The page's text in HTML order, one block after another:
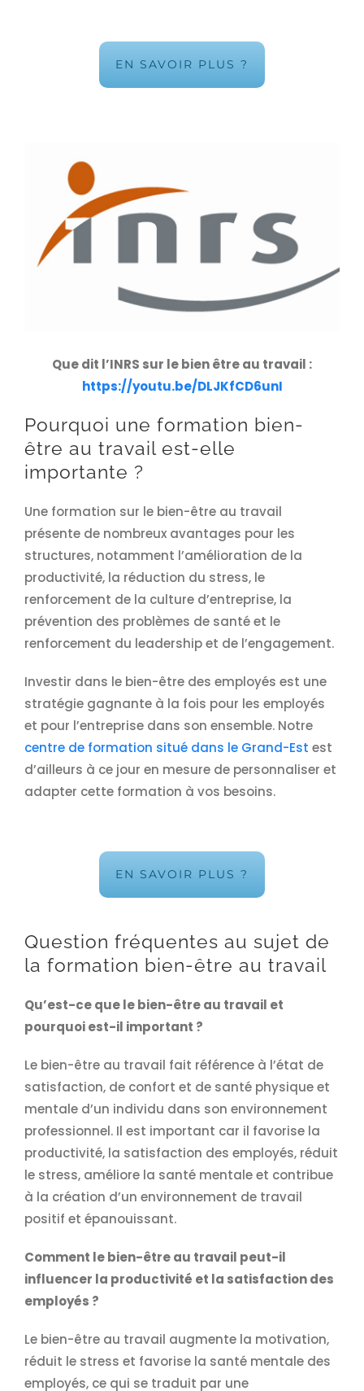
EN SAVOIR PLUS ?
Que dit l’INRS sur le bien être au travail :
https://youtu.be/DLJKfCD6unI
Pourquoi une formation bien-
être au travail est-elle
importante ?
Une formation sur le bien-être au travail
présente de nombreux avantages pour les
structures, notamment l’amélioration de la
productivité, la réduction du stress, le
renforcement de la culture d’entreprise, la
prévention des problèmes de santé et le
renforcement du leadership et de l’engagement.
Investir dans le bien-être des employés est une
stratégie gagnante à la fois pour les employés
et pour l’entreprise dans son ensemble. Notre
centre de formation situé dans le Grand-Est est
d’ailleurs à ce jour en mesure de personnaliser et
adapter cette formation à vos besoins.
EN SAVOIR PLUS ?
Question fréquentes au sujet de
la formation bien-être au travail
Qu’est-ce que le bien-être au travail et
pourquoi est-il important ?
Le bien-être au travail fait référence à l’état de
satisfaction, de confort et de santé physique et
mentale d’un individu dans son environnement
professionnel. Il est important car il favorise la
productivité, la satisfaction des employés, réduit
le stress, améliore la santé mentale et contribue
à la création d’un environnement de travail
positif et épanouissant.
Comment le bien-être au travail peut-il
influencer la productivité et la satisfaction des
employés ?
Le bien-être au travail augmente la motivation,
réduit le stress et favorise la santé mentale des
employés, ce qui se traduit par une